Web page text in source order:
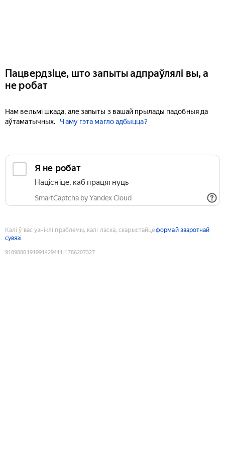
Пацвердзіце, што запыты адпраўлялі вы, а
не робат
Нам вельмі шкада, але запыты з вашай прылады падобныя да
аўтаматычных.
Чаму гэта магло адбыцца?
Я не робат
Націсніце, каб працягнуць
SmartCaptcha by Yandex Cloud
Калі ў вас узніклі праблемы, калі ласка, скарыстайцеформай зваротнай
сувязі
9189880191991429411 :1786207327